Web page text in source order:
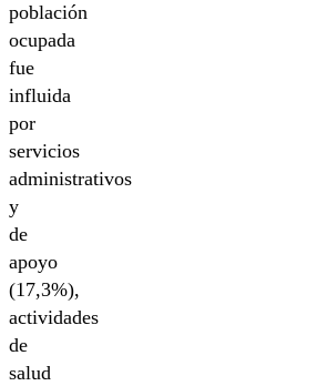
población
ocupada
fue
influida
por
servicios
administrativos
y
de
apoyo
(17,3%),
actividades
de
salud